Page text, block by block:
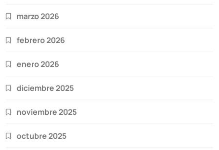
marzo 2026
febrero 2026
enero 2026
diciembre 2025
noviembre 2025
octubre 2025